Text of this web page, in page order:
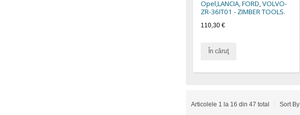
Opel,LANCIA, FORD, VOLVO-
ZR-36IT01 - ZIMBER TOOLS.
110,30 €
În căruţ
Articolele 1 la 16 din 47 total Sort By